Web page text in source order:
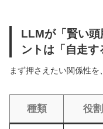
LLMが「賢い
ントは「自走
まず押さえたい関係性を
種類 役割